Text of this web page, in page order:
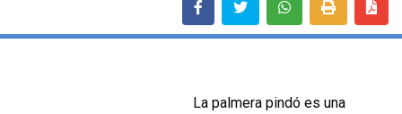
La palmera pindó es una